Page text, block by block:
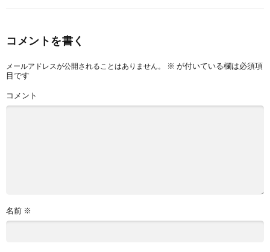
コメントを書く
メールアドレスが公開されることはありません。 ※ が付いている欄は必須項
目です
コメント
名前 ※